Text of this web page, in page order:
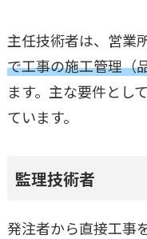
主任技術者は、営業
で工事の施工管理（
ます。主な要件とし
ています。
監理技術者
発注者から直接工事